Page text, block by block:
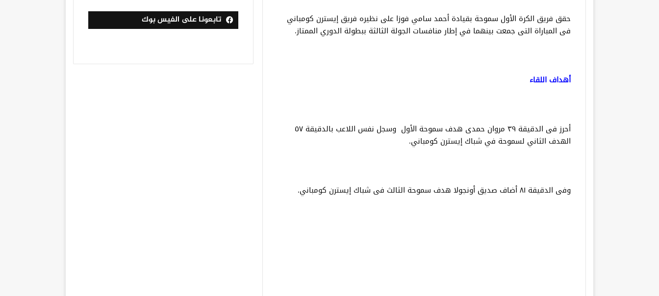
حقق فريق الكرة الأول سموحة بقيادة أحمد سامي فوزا على نظيره فريق إيسترن كومباني
فى المباراة التى جمعت بينهما في إطار منافسات الجولة الثالثة ببطولة الدوري الممتاز.
أهداف اللقاء
أحرز فى الدقيقة ٣٩ مروان حمدى هدف سموحة الأول وسجل نفس اللاعب بالدقيقة ٥٧
الهدف الثاني لسموحة في شباك إيسترن كومباني.
وفى الدقيقة ٨١ أضاف صديق أونجولا هدف سموحة الثالث فى شباك إيسترن كومباني.
تابعونا على الفيس بوك